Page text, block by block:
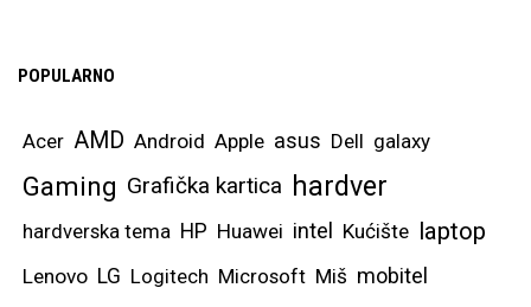
POPULARNO
Acer AMD Android Apple asus Dell galaxy
Gaming Grafička kartica hardver
hardverska tema HP Huawei intel Kućište laptop
Lenovo LG Logitech Microsoft Miš mobitel